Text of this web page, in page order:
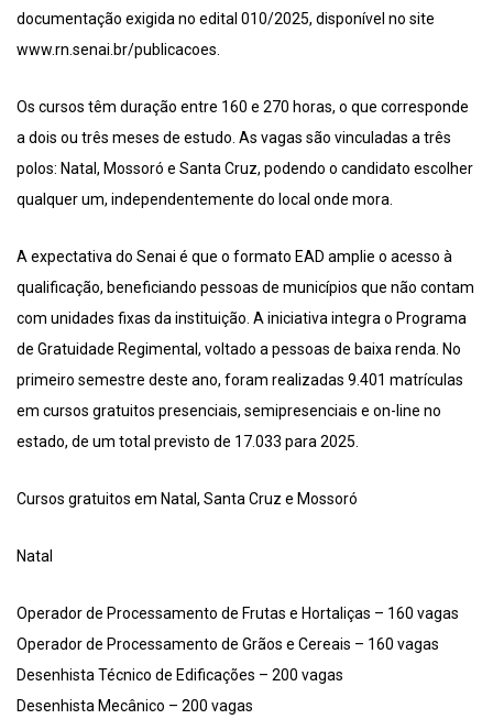
documentação exigida no edital 010/2025, disponível no site
www.rn.senai.br/publicacoes.
Os cursos têm duração entre 160 e 270 horas, o que corresponde
a dois ou três meses de estudo. As vagas são vinculadas a três
polos: Natal, Mossoró e Santa Cruz, podendo o candidato escolher
qualquer um, independentemente do local onde mora.
A expectativa do Senai é que o formato EAD amplie o acesso à
qualificação, beneficiando pessoas de municípios que não contam
com unidades fixas da instituição. A iniciativa integra o Programa
de Gratuidade Regimental, voltado a pessoas de baixa renda. No
primeiro semestre deste ano, foram realizadas 9.401 matrículas
em cursos gratuitos presenciais, semipresenciais e on-line no
estado, de um total previsto de 17.033 para 2025.
Cursos gratuitos em Natal, Santa Cruz e Mossoró
Natal
Operador de Processamento de Frutas e Hortaliças – 160 vagas
Operador de Processamento de Grãos e Cereais – 160 vagas
Desenhista Técnico de Edificações – 200 vagas
Desenhista Mecânico – 200 vagas